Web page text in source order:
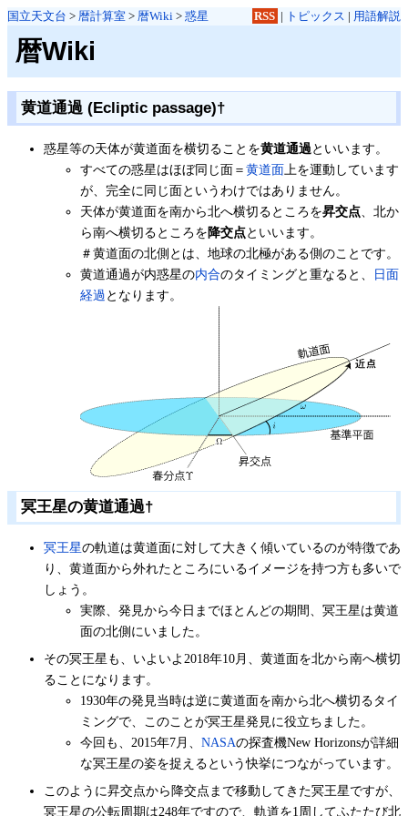
国立天文台 > 暦計算室 > 暦Wiki > 惑星 RSS | トピックス | 用語解説
暦Wiki
黄道通過 (Ecliptic passage)†
惑星等の天体が黄道面を横切ることを黄道通過といいます。
すべての惑星はほぼ同じ面＝黄道面上を運動しています
が、完全に同じ面というわけではありません。
天体が黄道面を南から北へ横切るところを昇交点、北か
ら南へ横切るところを降交点といいます。
＃黄道面の北側とは、地球の北極がある側のことです。
黄道通過が内惑星の内合のタイミングと重なると、
日面
経過となります。
冥王星の黄道通過†
冥王星の軌道は黄道面に対して大きく傾いているのが特徴であ
り、黄道面から外れたところにいるイメージを持つ方も多いで
しょう。
実際、発見から今日までほとんどの期間、冥王星は黄道
面の北側にいました。
その冥王星も、いよいよ2018年10月、黄道面を北から南へ横切
ることになります。
1930年の発見当時は逆に黄道面を南から北へ横切るタイ
ミングで、このことが冥王星発見に役立ちました。
今回も、2015年7月、 NASAの探査機New Horizonsが詳細
な冥王星の姿を捉えるという快挙につながっています。
このように昇交点から降交点まで移動してきた冥王星ですが、
冥王星の公転周期は248年ですので、軌道を1周してふたたび北